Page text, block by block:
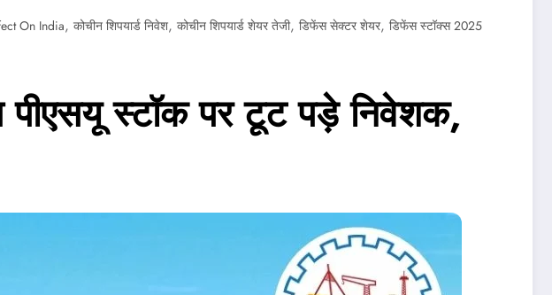
On India, कोचीन शिपयार्ड निवेश, कोचीन शिपयार्ड शेयर तेजी, डिफेंस सेक्टर शेयर, डिफेंस स्टॉक्स 2025
स्टॉक पर टूट पड़े निवेशक,